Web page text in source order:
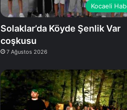
Kocaeli
Solaklar’da Köyde Şenlik Var
coşkusu
7 Ağustos 2026